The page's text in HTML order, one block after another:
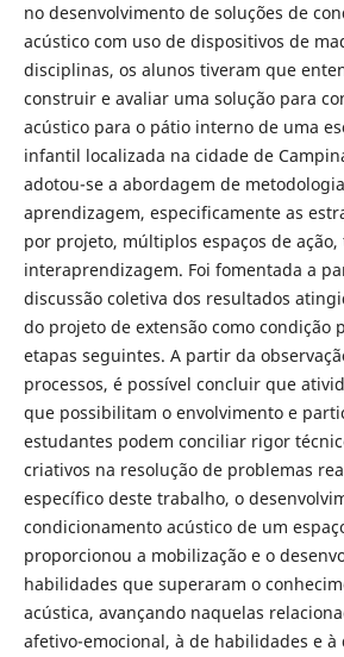
no desenvolvimento de soluções de
acústico com uso de dispositivos de
disciplinas, os alunos tiveram que
construir e avaliar uma solução para
acústico para o pátio interno de uma
infantil localizada na cidade de
adotou-se a abordagem de
aprendizagem, especificamente as
por projeto, múltiplos espaços de
interaprendizagem. Foi fomentada a
discussão coletiva dos resultados
do projeto de extensão como condição
etapas seguintes. A partir da
processos, é possível concluir que
que possibilitam o envolvimento e
estudantes podem conciliar rigor
criativos na resolução de problemas
específico deste trabalho, o
condicionamento acústico de um
proporcionou a mobilização e o
habilidades que superaram o
acústica, avançando naquelas
afetivo-emocional, à de habilidades e à